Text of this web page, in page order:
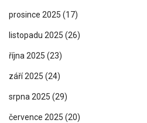
prosince 2025 (17)
listopadu 2025 (26)
října 2025 (23)
září 2025 (24)
srpna 2025 (29)
července 2025 (20)